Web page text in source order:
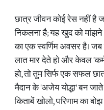
छात्र जीवन कोई रेस नहीं
निकलना है; यह खुद को
का एक स्वर्णिम अवसर है।
लात मार देते हो और केवल
हो, तो तुम सिर्फ एक सफल
मैदान के 'अजेय योद्धा' बन जाते
किताबें खोलो, परिणाम का